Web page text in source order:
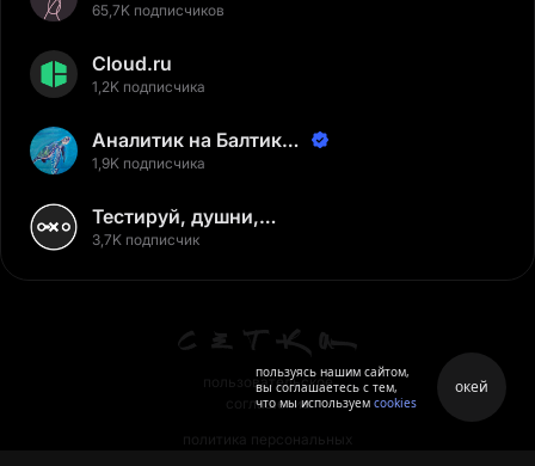
65,7K подписчиков
Cloud.ru
1,2K подписчика
Аналитик на Балтике |
Неверов Станислав
1,9K подписчика
Тестируй, душни,
наслаждайся
3,7K подписчик
пользовательское
соглашение
политика персональных
пользуясь нашим сайтом,
вы соглашаетесь с тем,
что мы используем cookies
окей